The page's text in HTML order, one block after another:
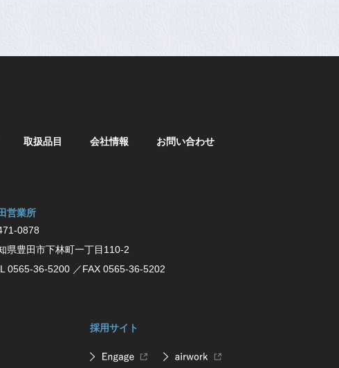
取扱品目 会社情報 お問い合わせ
営業所
0878
県豊⽥市下林町⼀丁⽬110-2
0565-36-5200 ／FAX 0565-36-5202
採用サイト